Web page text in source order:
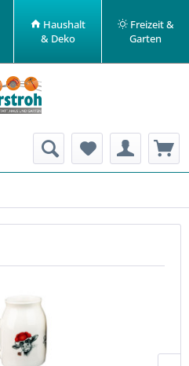
Haushalt
& Deko
Freizeit &
Garten